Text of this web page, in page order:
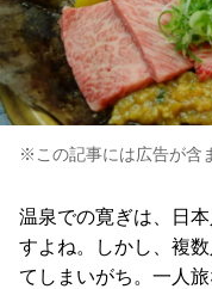
※この記事には広告が含
温泉での寛ぎは、日
すよね。しかし、複
てしまいがち。一人